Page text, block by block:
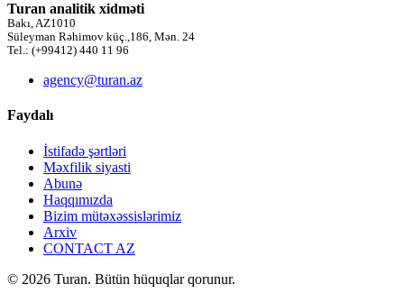
Turan analitik xidməti
Bakı, AZ1010
Süleyman Rəhimov küç.,186, Mən. 24
Tel.: (+99412) 440 11 96
agency@turan.az
Faydalı
İstifadə şərtləri
Məxfilik siyasti
Abunə
Haqqımızda
Bizim mütəxəssislərimiz
Arxiv
CONTACT AZ
© 2026 Turan. Bütün hüquqlar qorunur.